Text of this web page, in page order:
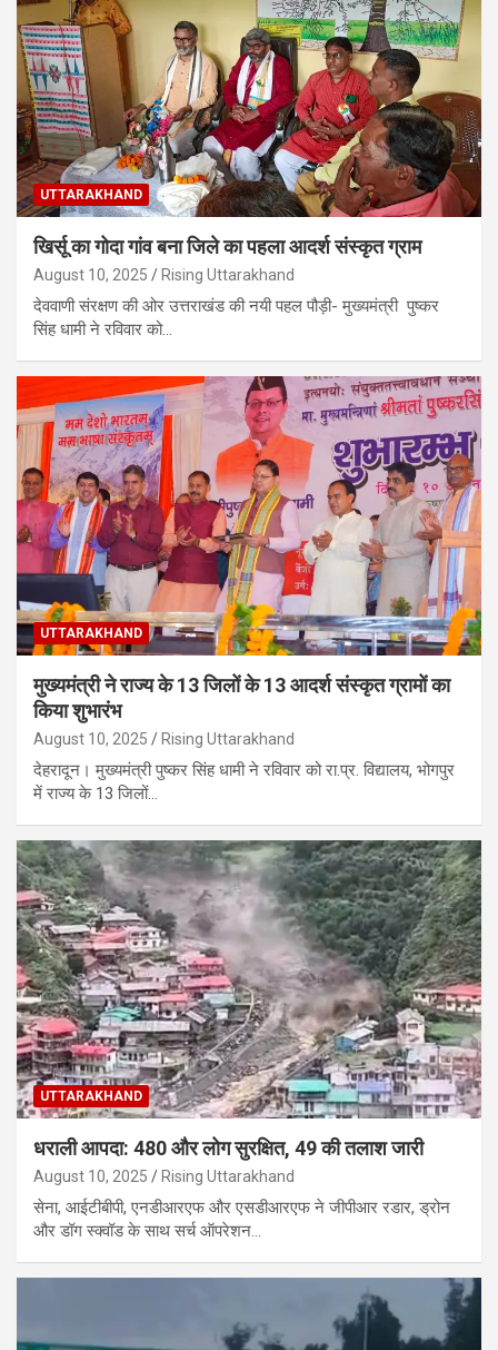
UTTARAKHAND
खिर्सू का गोदा गांव बना जिले का पहला आदर्श संस्कृत ग्राम
August 10, 2025 Rising Uttarakhand
देववाणी संरक्षण की ओर उत्तराखंड की नयी पहल पौड़ी- मुख्यमंत्री पुष्कर
सिंह धामी ने रविवार को…
UTTARAKHAND
मुख्यमंत्री ने राज्य के 13 जिलों के 13 आदर्श संस्कृत ग्रामों का
किया शुभारंभ
August 10, 2025 Rising Uttarakhand
देहरादून। मुख्यमंत्री पुष्कर सिंह धामी ने रविवार को रा.प्र. विद्यालय, भोगपुर
में राज्य के 13 जिलों…
UTTARAKHAND
धराली आपदा: 480 और लोग सुरक्षित, 49 की तलाश जारी
August 10, 2025 Rising Uttarakhand
सेना, आईटीबीपी, एनडीआरएफ और एसडीआरएफ ने जीपीआर रडार, ड्रोन
और डॉग स्क्वॉड के साथ सर्च ऑपरेशन…